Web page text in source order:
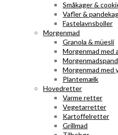
Småkager &
Vafler &
Fastelavnsboller
Morgenmad
Granola & müesli
Morgenmad med
Morgenmad med
Plantemælk
Hovedretter
Varme retter
Vegetarretter
Kartoffelretter
Grillmad